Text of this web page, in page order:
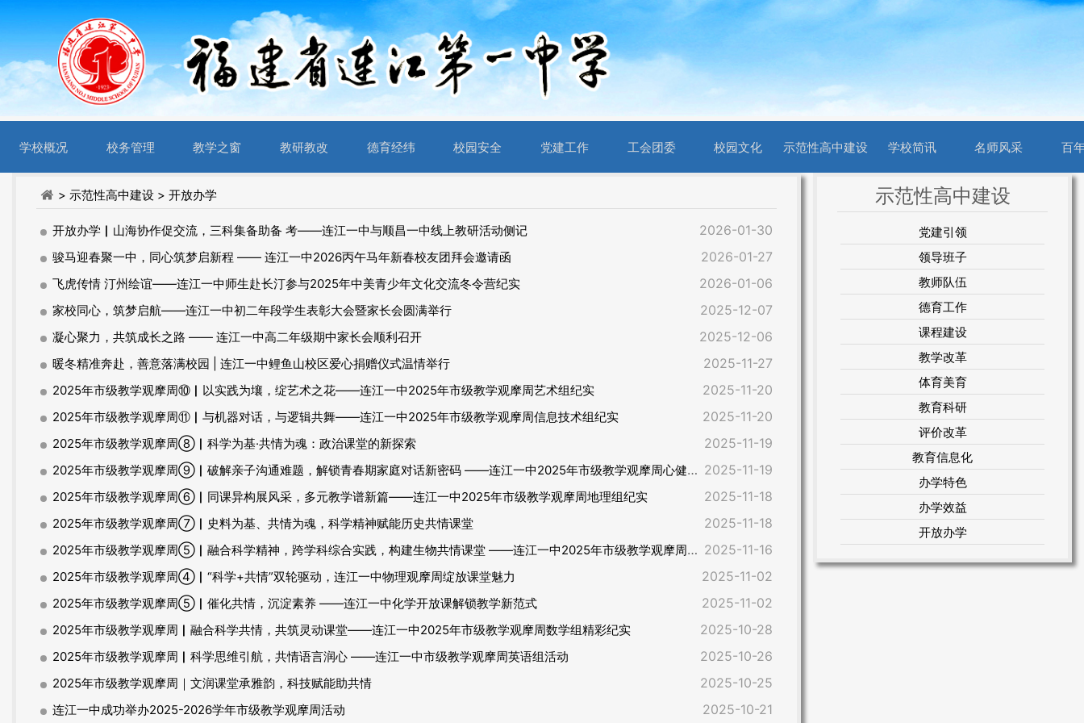
学校概况 校务管理 教学之窗 教研教改 德育经纬 校园安全 党建工作 工会团委 校园文化 示范性高中建设 学校简讯 名师风采 百
> 示范性高中建设 > 开放办学
开放办学▏山海协作促交流，三科集备助备 考——连江一中与顺昌一中线上教研活动侧记 2026-01-30
骏马迎春聚一中，同心筑梦启新程 —— 连江一中2026丙午马年新春校友团拜会邀请函 2026-01-27
飞虎传情 汀州绘谊——连江一中师生赴长汀参与2025年中美青少年文化交流冬令营纪实 2026-01-06
家校同心，筑梦启航——连江一中初二年段学生表彰大会暨家长会圆满举行 2025-12-07
凝心聚力，共筑成长之路 —— 连江一中高二年级期中家长会顺利召开 2025-12-06
暖冬精准奔赴，善意落满校园 | 连江一中鲤鱼山校区爱心捐赠仪式温情举行 2025-11-27
2025年市级教学观摩周⑩▏以实践为壤，绽艺术之花——连江一中2025年市级教学观摩周艺术组纪实 2025-11-20
2025年市级教学观摩周⑪▏与机器对话，与逻辑共舞——连江一中2025年市级教学观摩周信息技术组纪实 2025-11-20
2025年市级教学观摩周⑧▏科学为基·共情为魂：政治课堂的新探索 2025-11-19
2025年市级教学观摩周⑨▏破解亲子沟通难题，解锁青春期家庭对话新密码 ——连江一中2025年市级教学观摩周心健组纪实 2025-11-19
2025年市级教学观摩周⑥▏同课异构展风采，多元教学谱新篇——连江一中2025年市级教学观摩周地理组纪实 2025-11-18
2025年市级教学观摩周⑦▏史料为基、共情为魂，科学精神赋能历史共情课堂 2025-11-18
2025年市级教学观摩周⑤▏融合科学精神，跨学科综合实践，构建生物共情课堂 ——连江一中2025年市级教学观摩周生物组纪实 2025-11-16
2025年市级教学观摩周④▏“科学+共情”双轮驱动，连江一中物理观摩周绽放课堂魅力 2025-11-02
2025年市级教学观摩周⑤▏催化共情，沉淀素养 ——连江一中化学开放课解锁教学新范式 2025-11-02
2025年市级教学观摩周▏融合科学共情，共筑灵动课堂——连江一中2025年市级教学观摩周数学组精彩纪实 2025-10-28
2025年市级教学观摩周▏科学思维引航，共情语言润心 ——连江一中市级教学观摩周英语组活动 2025-10-26
2025年市级教学观摩周｜文润课堂承雅韵，科技赋能助共情 2025-10-25
连江一中成功举办2025-2026学年市级教学观摩周活动 2025-10-21
示范性高中建设
党建引领
领导班子
教师队伍
德育工作
课程建设
教学改革
体育美育
教育科研
评价改革
教育信息化
办学特色
办学效益
开放办学